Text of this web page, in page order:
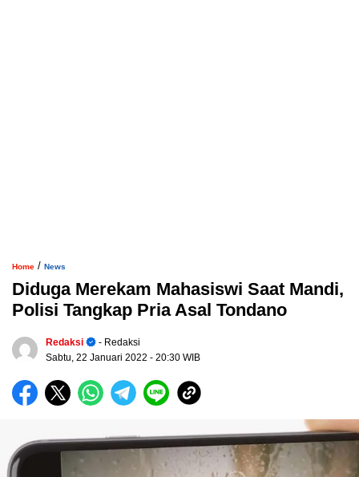
Home / News
Diduga Merekam Mahasiswi Saat Mandi,
Polisi Tangkap Pria Asal Tondano
Redaksi
- Redaksi
Sabtu, 22 Januari 2022 - 20:30 WIB